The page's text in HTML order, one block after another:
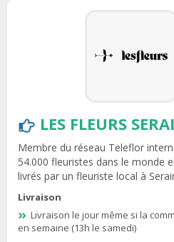
LES FLEURS
Membre du réseau Teleflor
54.000 fleuristes dans le monde
livrés par un fleuriste local à
Livraison
Livraison le jour même si la
en semaine (13h le samedi)